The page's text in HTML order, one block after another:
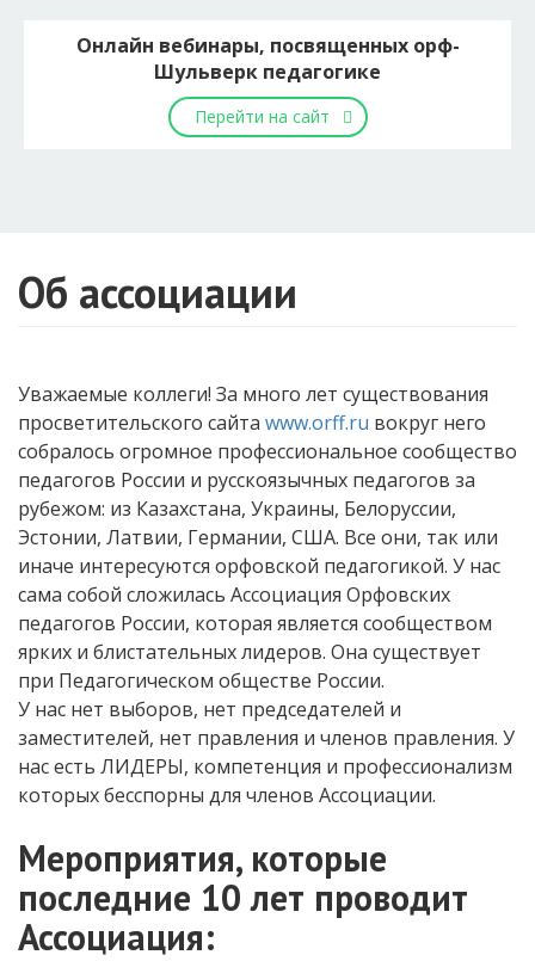
Онлайн вебинары, посвященных орф-
Шульверк педагогике
Перейти на сайт
Об ассоциации
Уважаемые коллеги! За много лет существования
просветительского сайта www.orff.ru вокруг него
собралось огромное профессиональное сообщество
педагогов России и русскоязычных педагогов за
рубежом: из Казахстана, Украины, Белоруссии,
Эстонии, Латвии, Германии, США. Все они, так или
иначе интересуются орфовской педагогикой. У нас
сама собой сложилась Ассоциация Орфовских
педагогов России, которая является сообществом
ярких и блистательных лидеров. Она существует
при Педагогическом обществе России.
У нас нет выборов, нет председателей и
заместителей, нет правления и членов правления. У
нас есть ЛИДЕРЫ, компетенция и профессионализм
которых бесспорны для членов Ассоциации.
Мероприятия, которые
последние 10 лет проводит
Ассоциация: